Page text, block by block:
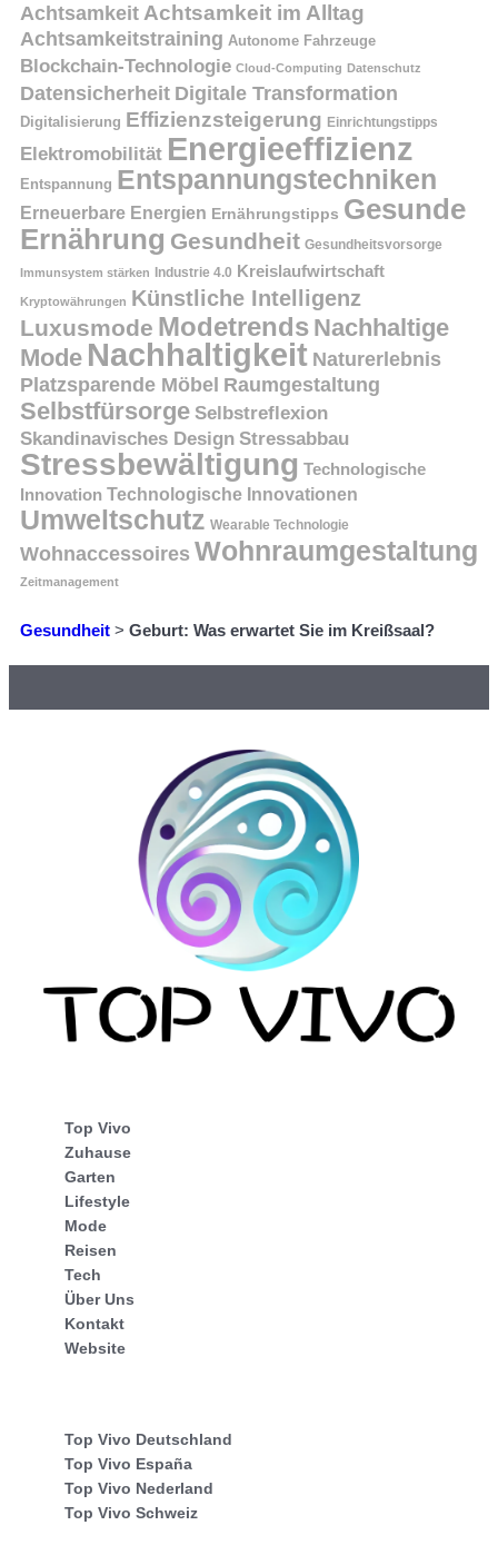
AchtsamkeitAchtsamkeit im Alltag
Achtsamkeitstraining Autonome Fahrzeuge
Blockchain-Technologie Cloud-Computing Datenschutz
Datensicherheit Digitale Transformation
Digitalisierung Effizienzsteigerung Einrichtungstipps
Elektromobilität Energieeffizienz
Entspannung Entspannungstechniken
Erneuerbare Energien Ernährungstipps Gesunde
Ernährung Gesundheit Gesundheitsvorsorge
Immunsystem stärken Industrie 4.0 Kreislaufwirtschaft
Kryptowährungen Künstliche Intelligenz
Luxusmode Modetrends Nachhaltige
Mode Nachhaltigkeit Naturerlebnis
Platzsparende Möbel Raumgestaltung
Selbstfürsorge Selbstreflexion
Skandinavisches Design Stressabbau
Stressbewältigung Technologische
Innovation Technologische Innovationen
Umweltschutz Wearable Technologie
Wohnaccessoires Wohnraumgestaltung
Zeitmanagement
Gesundheit > Geburt: Was erwartet Sie im Kreißsaal?
Top Vivo
Zuhause
Garten
Lifestyle
Mode
Reisen
Tech
Über Uns
Kontakt
Website
Top Vivo Deutschland
Top Vivo España
Top Vivo Nederland
Top Vivo Schweiz